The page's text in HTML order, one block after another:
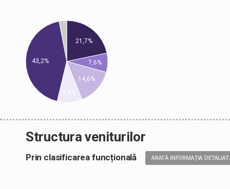
21,7%
7,6%
14,6%
43,2%
Structura veniturilor
Prin clasificarea funcțională ARATĂ INFORMAȚIA